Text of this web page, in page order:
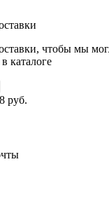
чтобы мы
каталоге
руб.